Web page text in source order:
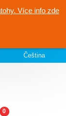
Více info zde
Čeština
0